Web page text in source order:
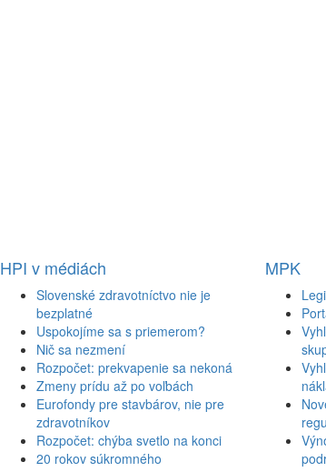
HPI v médiách
Slovenské zdravotníctvo nie je
bezplatné
Uspokojíme sa s priemerom?
Nič sa nezmení
Rozpočet: prekvapenie sa nekoná
Zmeny prídu až po voľbách
Eurofondy pre stavbárov, nie pre
zdravotníkov
Rozpočet: chýba svetlo na konci
20 rokov súkromného
MPK